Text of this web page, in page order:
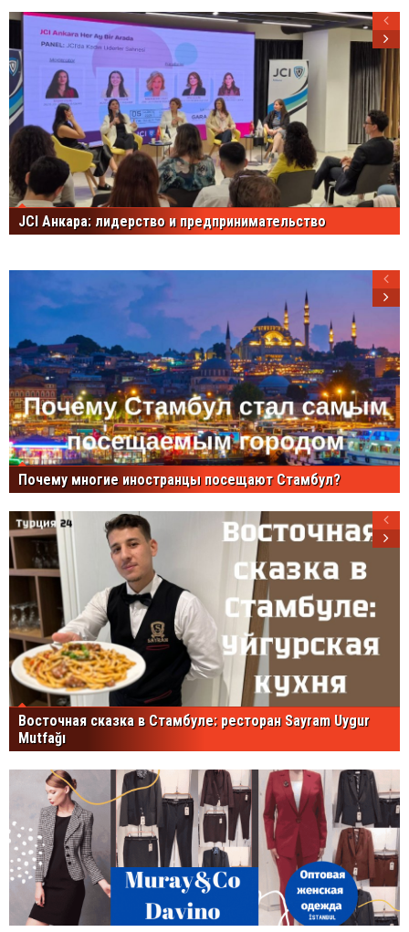
JCI Анкара: лидерство и предпринимательство
Почему многие иностранцы посещают Стамбул?
Восточная сказка в Стамбуле: ресторан Sayram Uygur
Mutfağı